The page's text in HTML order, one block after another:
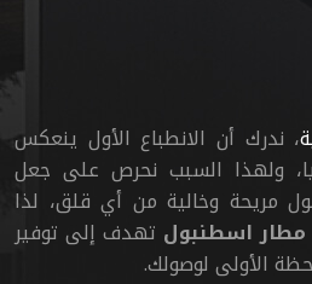
، ندرك أن الانطباع الأول ينعكس
ولهذا السبب نحرص على جعل
مريحة وخالية من أي قلق، لذا
اسطنبول تهدف إلى توفير
الأولى لوصولك.